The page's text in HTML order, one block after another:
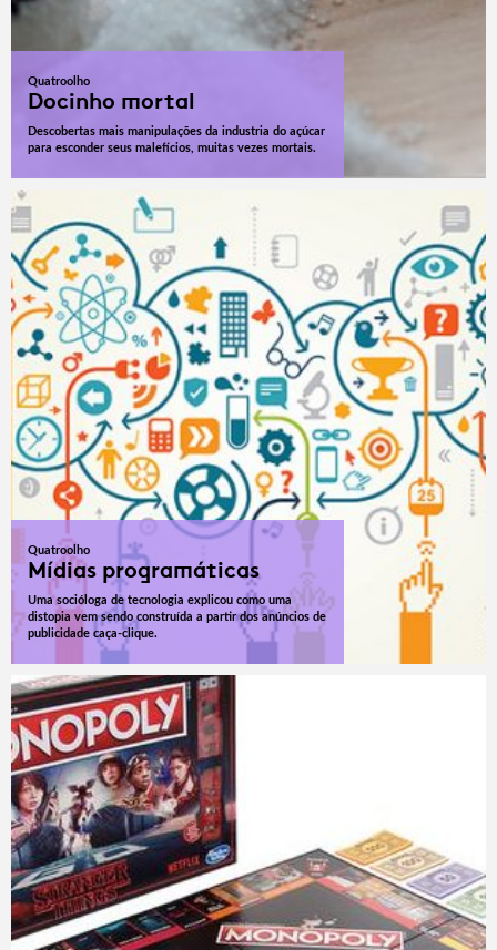
Quatroolho
Docinho mortal
Descobertas mais manipulações da industria do açúcar
para esconder seus malefícios, muitas vezes mortais.
Quatroolho
Mídias programáticas
Uma socióloga de tecnologia explicou como uma
distopia vem sendo construída a partir dos anúncios de
publicidade caça-clique.